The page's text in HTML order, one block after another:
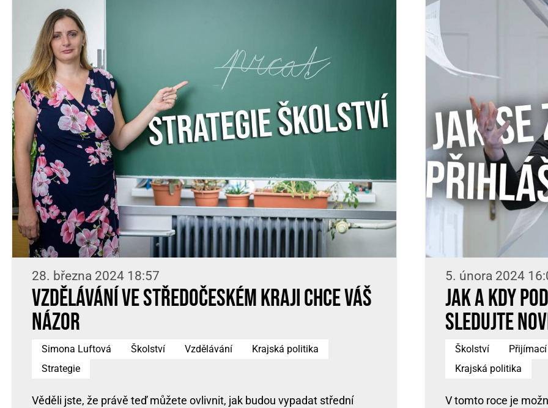
28. března 2024 18:57
Vzdělávání ve Středočeském kraji chce váš
názor
Simona Luftová Školství Vzdělávání
Krajská politika
Strategie
Věděli jste, že právě teď můžete ovlivnit, jak budou vypadat střední
5. února 2024
Jak a kdy
Sledujte
Školství
Krajská politika
V tomto roce je